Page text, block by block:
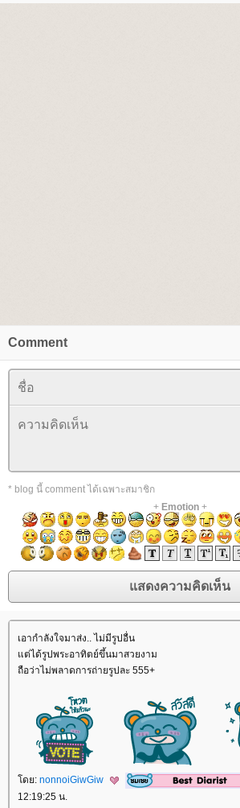
Comment
* blog นี้ comment ได้เฉพาะสมาชิก
+ Emotion+
เอากำลังใจมาส่ง.. ไม่มีรูปอื่น
ต่ได้รูปพระอาทิตย์ขึ้นมาสวยงาม
ถือว่าไม่พลาดการถ่ายรูปละ 555+
ดย: nonnoiGiwGiw
12:19:25 น.